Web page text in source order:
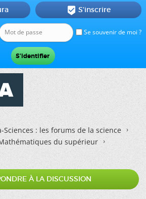
Se souvenir de moi ?
 S'inscrire
Sciences : les forums de la science
du supérieur
À LA DISCUSSION